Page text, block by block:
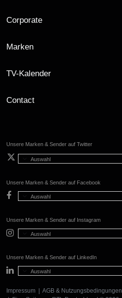
Corporate
Marken
TV-Kalender
Contact
Unsere Marken & Sender auf Twitter
Auswahl
Unsere Marken & Sender auf Facebook
Auswahl
Unsere Marken & Sender auf Instagram
Auswahl
Unsere Marken & Sender auf LinkedIn
Auswahl
Impressum AGB & Nutzungsbedingungen